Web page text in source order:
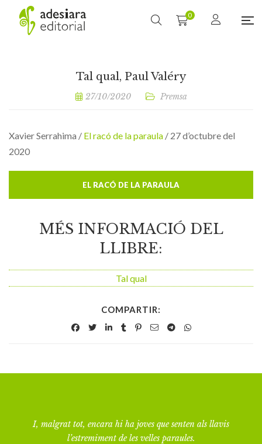
0
Tal qual, Paul Valéry
27/10/2020 Premsa
Xavier Serrahima / El racó de la paraula / 27 d’octubre del
2020
EL RACÓ DE LA PARAULA
MÉS INFORMACIÓ DEL
LLIBRE:
Tal qual
COMPARTIR:
I, malgrat tot, encara hi ha joves que senten als llavis
l’estremiment de les velles paraules.